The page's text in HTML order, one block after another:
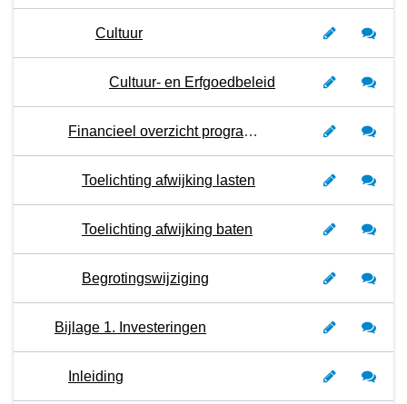
Cultuur
Cultuur- en Erfgoedbeleid
Financieel overzicht programma 5
Toelichting afwijking lasten
Toelichting afwijking baten
Begrotingswijziging
Bijlage 1. Investeringen
Inleiding